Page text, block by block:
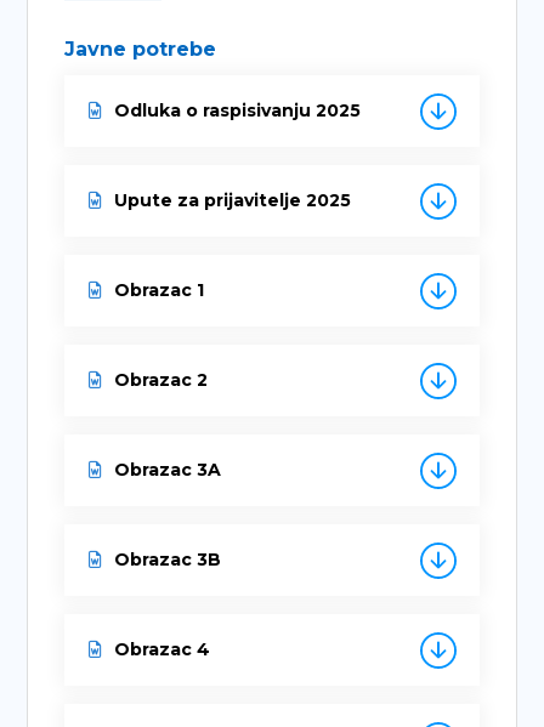
Javne potrebe
Odluka o raspisivanju 2025
Upute za prijavitelje 2025
Obrazac 1
Obrazac 2
Obrazac 3A
Obrazac 3B
Obrazac 4